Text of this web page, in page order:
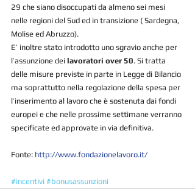
29 che siano disoccupati da almeno sei mesi
nelle regioni del Sud ed in transizione ( Sardegna,
Molise ed Abruzzo).
E’ inoltre stato introdotto uno sgravio anche per
l’assunzione dei lavoratori over 50. Si tratta
delle misure previste in parte in Legge di Bilancio
ma soprattutto nella regolazione della spesa per
l’inserimento al lavoro che è sostenuta dai fondi
europei e che nelle prossime settimane verranno
specificate ed approvate in via definitiva.
Fonte: http://www.fondazionelavoro.it/
#incentivi #bonusassunzioni